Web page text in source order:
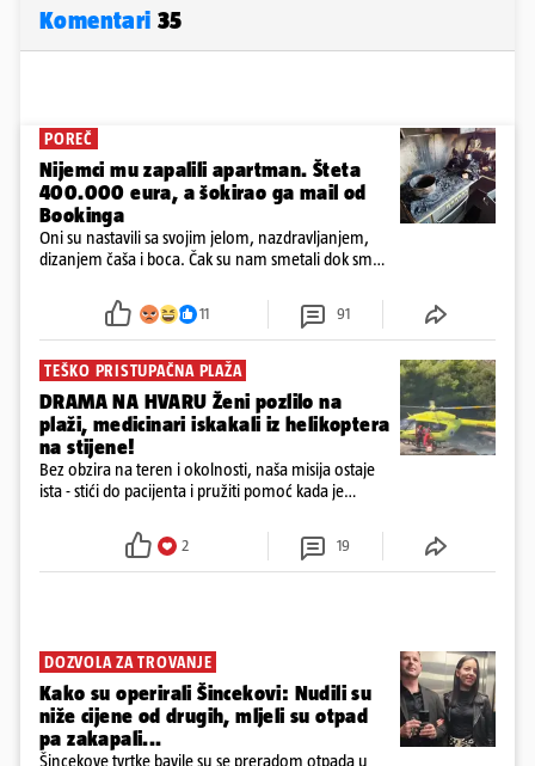
Komentari 35
POREČ
Nijemci mu zapalili apartman. Šteta
400.000 eura, a šokirao ga mail od
Bookinga
Oni su nastavili sa svojim jelom, nazdravljanjem,
dizanjem čaša i boca. Čak su nam smetali dok smo
požar, rekao je vlasnik
11 91
TEŠKO PRISTUPAČNA PLAŽA
DRAMA NA HVARU Ženi pozlilo na
plaži, medicinari iskakali iz helikoptera
na stijene!
Bez obzira na teren i okolnosti, naša misija ostaje
ista - stići do pacijenta i pružiti pomoć kada je
2 19
DOZVOLA ZA TROVANJE
Kako su operirali Šincekovi: Nudili su
niže cijene od drugih, mljeli su otpad
pa zakapali...
Šincekove tvrtke bavile su se preradom otpada u